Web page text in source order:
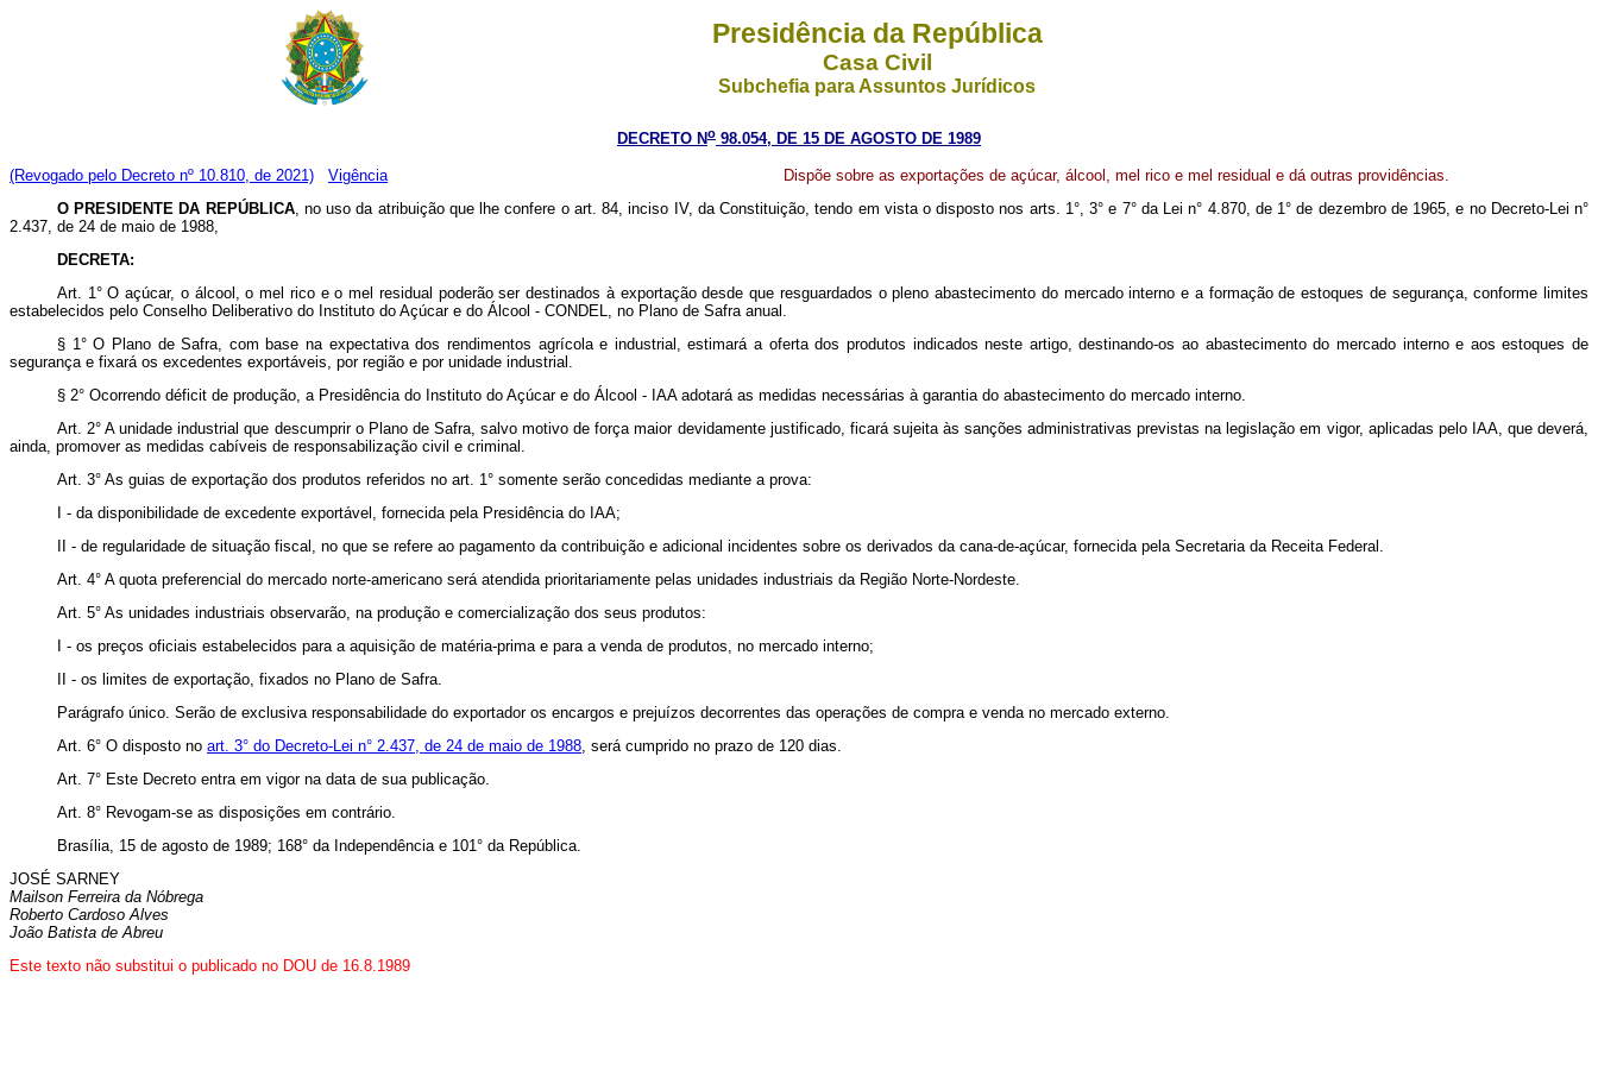
Presidência da República
Casa Civil
Subchefia para Assuntos Jurídicos
DECRETO No 98.054, DE 15 DE AGOSTO DE 1989
(Revogado pelo Decreto nº 10.810, de 2021) Vigência
Dispõe sobre as exportações de açúcar, álcool, mel rico e mel residual e dá outras providências.
O PRESIDENTE DA REPÚBLICA, no uso da atribuição que lhe confere o art. 84, inciso IV, da Constituição, tendo em vista o disposto nos arts. 1°, 3° e 7° da Lei n° 4.870, de 1° de dezembro de 1965, e no Decreto-Lei n°
2.437, de 24 de maio de 1988,
DECRETA:
Art. 1° O açúcar, o álcool, o mel rico e o mel residual poderão ser destinados à exportação desde que resguardados o pleno abastecimento do mercado interno e a formação de estoques de segurança, conforme limites
estabelecidos pelo Conselho Deliberativo do Instituto do Açúcar e do Álcool - CONDEL, no Plano de Safra anual.
§ 1° O Plano de Safra, com base na expectativa dos rendimentos agrícola e industrial, estimará a oferta dos produtos indicados neste artigo, destinando-os ao abastecimento do mercado interno e aos estoques de
segurança e fixará os excedentes exportáveis, por região e por unidade industrial.
§ 2° Ocorrendo déficit de produção, a Presidência do Instituto do Açúcar e do Álcool - IAA adotará as medidas necessárias à garantia do abastecimento do mercado interno.
Art. 2° A unidade industrial que descumprir o Plano de Safra, salvo motivo de força maior devidamente justificado, ficará sujeita às sanções administrativas previstas na legislação em vigor, aplicadas pelo IAA, que deverá,
ainda, promover as medidas cabíveis de responsabilização civil e criminal.
Art. 3° As guias de exportação dos produtos referidos no art. 1° somente serão concedidas mediante a prova:
I - da disponibilidade de excedente exportável, fornecida pela Presidência do IAA;
II - de regularidade de situação fiscal, no que se refere ao pagamento da contribuição e adicional incidentes sobre os derivados da cana-de-açúcar, fornecida pela Secretaria da Receita Federal.
Art. 4° A quota preferencial do mercado norte-americano será atendida prioritariamente pelas unidades industriais da Região Norte-Nordeste.
Art. 5° As unidades industriais observarão, na produção e comercialização dos seus produtos:
I - os preços oficiais estabelecidos para a aquisição de matéria-prima e para a venda de produtos, no mercado interno;
II - os limites de exportação, fixados no Plano de Safra.
Parágrafo único. Serão de exclusiva responsabilidade do exportador os encargos e prejuízos decorrentes das operações de compra e venda no mercado externo.
Art. 6° O disposto no art. 3° do Decreto-Lei n° 2.437, de 24 de maio de 1988, será cumprido no prazo de 120 dias.
Art. 7° Este Decreto entra em vigor na data de sua publicação.
Art. 8° Revogam-se as disposições em contrário.
Brasília, 15 de agosto de 1989; 168° da Independência e 101° da República.
JOSÉ SARNEY
Mailson Ferreira da Nóbrega
Roberto Cardoso Alves
João Batista de Abreu
Este texto não substitui o publicado no DOU de 16.8.1989